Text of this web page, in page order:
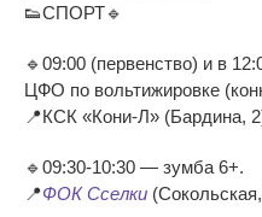
👟СПОРТ🔹
🔹09:00 (первенство) и в
ЦФО по вольтижировке
📍КСК «Кони-Л» (Бардина,
🔹09:30-10:30 — зумба 6+.
📍ФОК Сселки